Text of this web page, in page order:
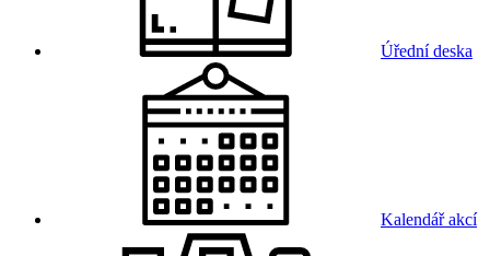
Úřední deska
Kalendář akcí